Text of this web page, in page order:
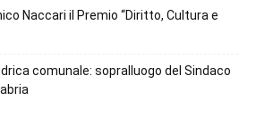
Naccari il Premio “Diritto, Cultura e
comunale: sopralluogo del Sindaco